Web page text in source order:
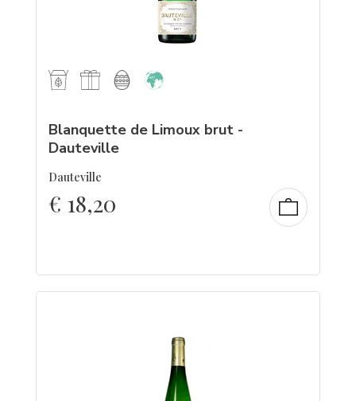
Blanquette de Limoux brut -
Dauteville
Dauteville
€ 18,20